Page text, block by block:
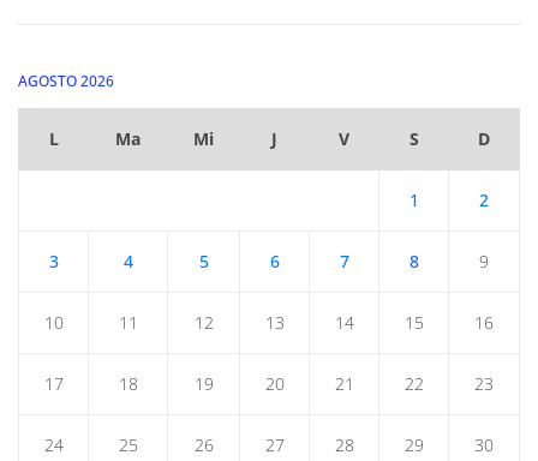
AGOSTO 2026
L Ma Mi J V S D
1 2
3 4 5 6 7 8 9
10 11 12 13 14 15 16
17 18 19 20 21 22 23
24 25 26 27 28 29 30